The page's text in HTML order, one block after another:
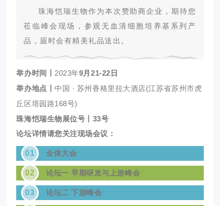
珠海恺瑞生物作为本次赞助商企业，期待您
莅临峰会现场，参观无血清细胞培养基系列产
品，届时会有精美礼品送出。
举办时间丨 2023年9月21-22日
举办地点丨中国 · 苏州香格里拉大酒店(江苏省苏州市虎
丘区塔园路168号)
珠海恺瑞生物展位号丨 33号
论坛详情请您关注现场会议：
01 全体大会
02 论坛一 早期研发与上游峰会
03 论坛二 下游峰会